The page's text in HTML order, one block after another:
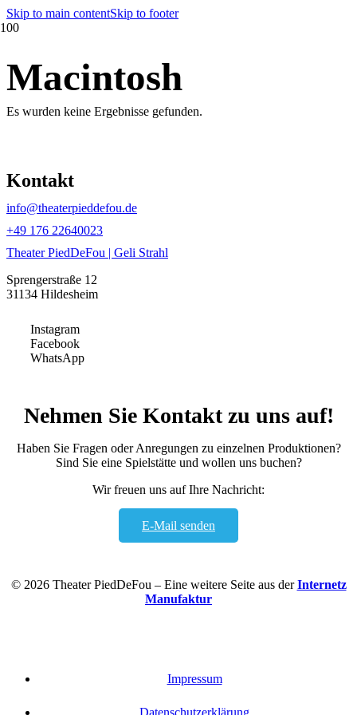
Skip to main contentSkip to footer
Macintosh
Es wurden keine Ergebnisse gefunden.
Kontakt
info@theaterpieddefou.de
+49 ‭176 22640023‬
Theater PiedDeFou | Geli Strahl
Sprengerstraße 12
31134 Hildesheim
Instagram
Facebook
WhatsApp
Nehmen Sie Kontakt zu uns auf!
Haben Sie Fragen oder Anregungen zu einzelnen Produktionen?
Sind Sie eine Spielstätte und wollen uns buchen?
Wir freuen uns auf Ihre Nachricht:
E-Mail senden
© 2026 Theater PiedDeFou – Eine weitere Seite aus derInternetz
Manufaktur
Impressum
Datenschutzerklärung